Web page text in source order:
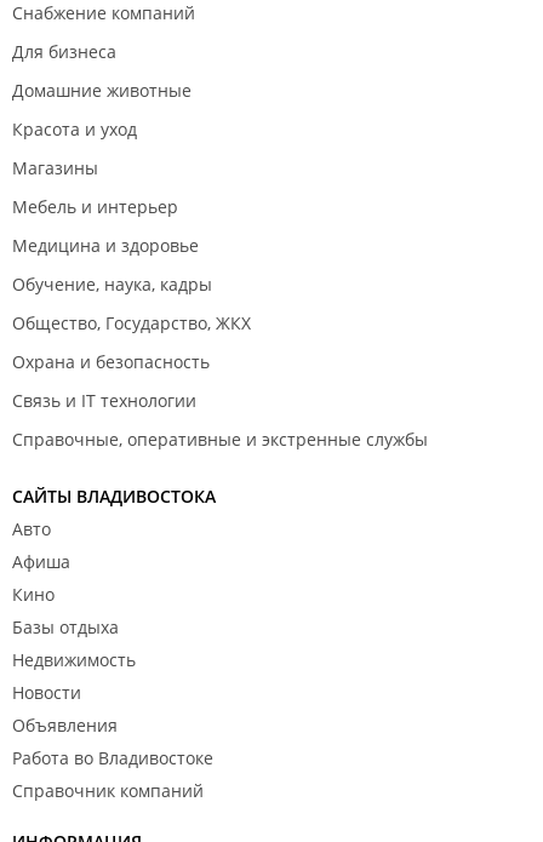
Снабжение компаний
Для бизнеса
Домашние животные
Красота и уход
Магазины
Мебель и интерьер
Медицина и здоровье
Обучение, наука, кадры
Общество, Государство, ЖКХ
Охрана и безопасность
Связь и IT технологии
Справочные, оперативные и экстренные службы
САЙТЫ ВЛАДИВОСТОКА
Авто
Афиша
Кино
Базы отдыха
Недвижимость
Новости
Объявления
Работа во Владивостоке
Справочник компаний